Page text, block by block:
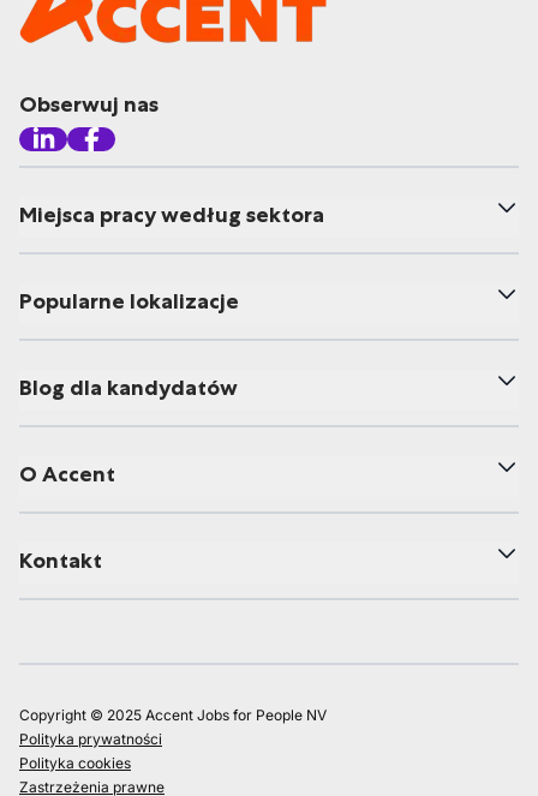
Obserwuj nas
Miejsca pracy według sektora
Popularne lokalizacje
Blog dla kandydatów
O Accent
Kontakt
Copyright © 2025 Accent Jobs for People NV
Polityka prywatności
Polityka cookies
Zastrzeżenia prawne